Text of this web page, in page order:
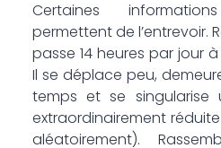
Certaines
permettent de l’entrevoir.
passe 14 heures par jour
Il se déplace peu,
temps et se singularise
extraordinairement
aléatoirement).